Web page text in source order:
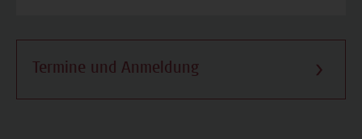
Termine und Anmeldung